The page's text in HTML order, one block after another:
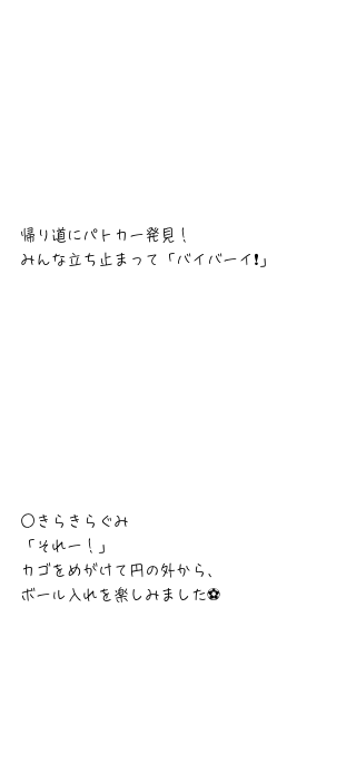
帰り道にパトカー発見！
みんな立ち止まって「バイバーイ❗」
○きらきらぐみ
「それー！」
カゴをめがけて円の外から、
ボール入れを楽しみました⚽️